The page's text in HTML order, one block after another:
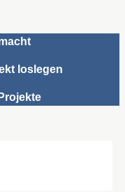
loslegen